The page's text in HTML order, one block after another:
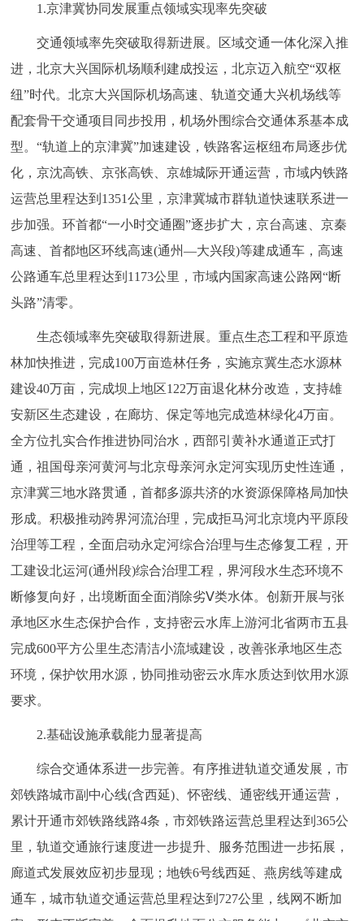
1.京津冀协同发展重点领域实现率先突破
交通领域率先突破取得新进展。区域交通一体化深入推
进，北京大兴国际机场顺利建成投运，北京迈入航空“双枢
纽”时代。北京大兴国际机场高速、轨道交通大兴机场线等
配套骨干交通项目同步投用，机场外围综合交通体系基本成
型。“轨道上的京津冀”加速建设，铁路客运枢纽布局逐步优
化，京沈高铁、京张高铁、京雄城际开通运营，市域内铁路
运营总里程达到1351公里，京津冀城市群轨道快速联系进一
步加强。环首都“一小时交通圈”逐步扩大，京台高速、京秦
高速、首都地区环线高速(通州—大兴段)等建成通车，高速
公路通车总里程达到1173公里，市域内国家高速公路网“断
头路”清零。
生态领域率先突破取得新进展。重点生态工程和平原造
林加快推进，完成100万亩造林任务，实施京冀生态水源林
建设40万亩，完成坝上地区122万亩退化林分改造，支持雄
安新区生态建设，在廊坊、保定等地完成造林绿化4万亩。
全方位扎实合作推进协同治水，西部引黄补水通道正式打
通，祖国母亲河黄河与北京母亲河永定河实现历史性连通，
京津冀三地水路贯通，首都多源共济的水资源保障格局加快
形成。积极推动跨界河流治理，完成拒马河北京境内平原段
治理等工程，全面启动永定河综合治理与生态修复工程，开
工建设北运河(通州段)综合治理工程，界河段水生态环境不
断修复向好，出境断面全面消除劣Ⅴ类水体。创新开展与张
承地区水生态保护合作，支持密云水库上游河北省两市五县
完成600平方公里生态清洁小流域建设，改善张承地区生态
环境，保护饮用水源，协同推动密云水库水质达到饮用水源
要求。
2.基础设施承载能力显著提高
综合交通体系进一步完善。有序推进轨道交通发展，市
郊铁路城市副中心线(含西延)、怀密线、通密线开通运营，
累计开通市郊铁路线路4条，市郊铁路运营总里程达到365公
里，轨道交通旅行速度进一步提升、服务范围进一步拓展，
廊道式发展效应初步显现；地铁6号线西延、燕房线等建成
通车，城市轨道交通运营总里程达到727公里，线网不断加